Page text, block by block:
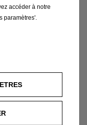
accéder à notre
paramètres'.